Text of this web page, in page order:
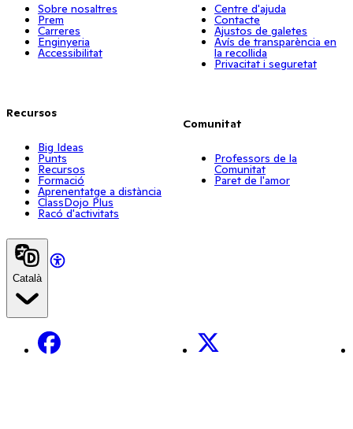
Sobre nosaltres
Prem
Carreres
Enginyeria
Accessibilitat
Recursos
Big Ideas
Punts
Recursos
Formació
Aprenentatge a distància
ClassDojo Plus
Racó d'activitats
Centre d'ajuda
Contacte
Ajustos de galetes
Avís de transparència en
la recollida
Privacitat i seguretat
Comunitat
Professors de la
Comunitat
Paret de l'amor
Català
Facebook X